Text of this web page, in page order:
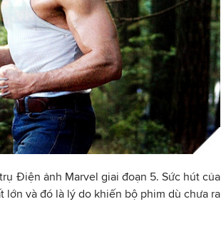
Điện ảnh Marvel giai đoạn 5. Sức hút của
lớn và đó là lý do khiến bộ phim dù chưa ra